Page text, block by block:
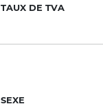
TAUX DE TVA
SEXE